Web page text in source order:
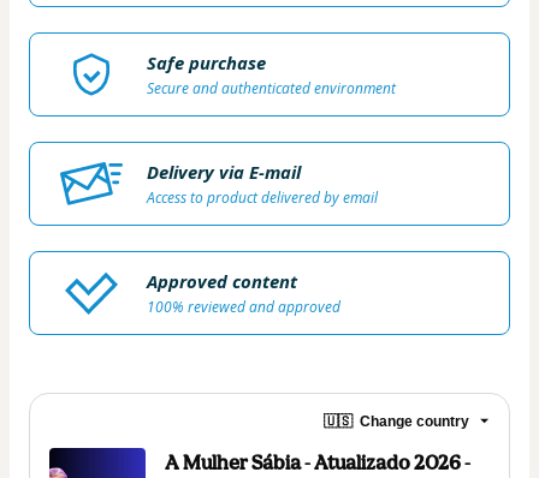
Safe purchase
Secure and authenticated environment
Delivery via E-mail
Access to product delivered by email
Approved content
100% reviewed and approved
🇺🇸 Change country
A Mulher Sábia - Atualizado 2026 -